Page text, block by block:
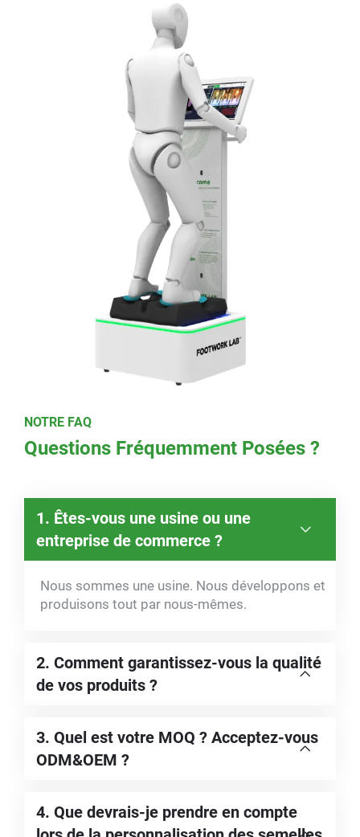
NOTRE FAQ
Questions Fréquemment Posées ?
1. Êtes-vous une usine ou une
entreprise de commerce ?
Nous sommes une usine. Nous développons et
produisons tout par nous-mêmes.
2. Comment garantissez-vous la qualité
de vos produits ?
3. Quel est votre MOQ ? Acceptez-vous
ODM&OEM ?
4. Que devrais-je prendre en compte